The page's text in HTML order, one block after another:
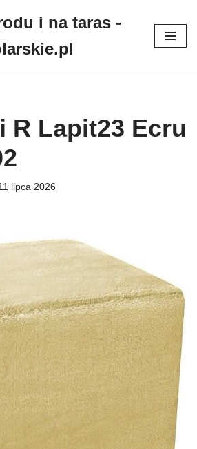
i na taras -
R Lapit23 Ecru
lipca 2026